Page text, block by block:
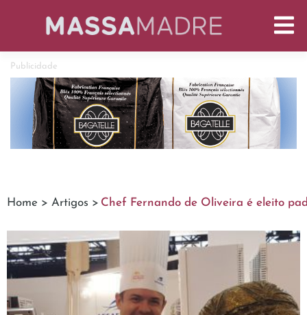
Publicidade
Home > Artigos > Chef Fernando de Oliveira é eleito